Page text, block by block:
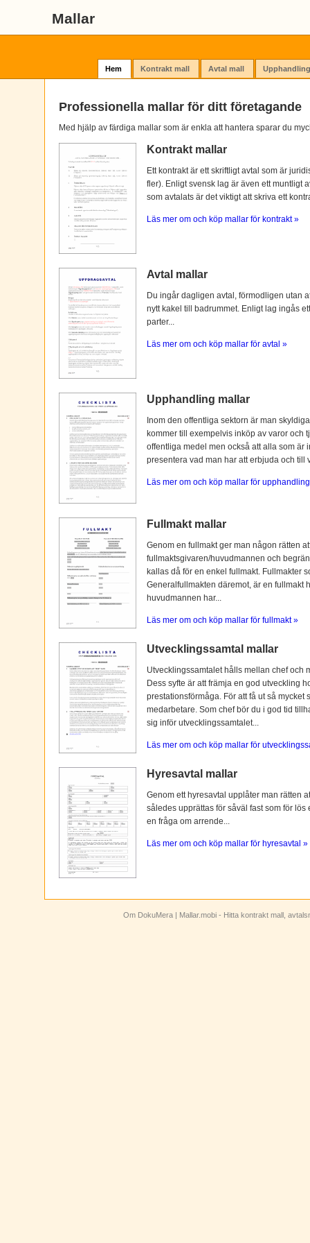
Mallar
Hem Kontrakt mall Avtal mall
Professionella mallar för ditt företagande
Med hjälp av färdiga mallar som är enkla att hantera sparar du
Kontrakt mallar
Ett kontrakt är ett skriftligt avtal som är
fler). Enligt svensk lag är även ett muntligt
som avtalats är det viktigt att skriva ett
Läs mer om och köp mallar för kontrakt »
Avtal mallar
Du ingår dagligen avtal, förmodligen utan
nytt kakel till badrummet. Enligt lag ingås
parter...
Läs mer om och köp mallar för avtal »
Upphandling mallar
Inom den offentliga sektorn är man
kommer till exempelvis inköp av varor och
offentliga medel men också att alla som är
presentera vad man har att erbjuda och till
Läs mer om och köp mallar för
Fullmakt mallar
Genom en fullmakt ger man någon rätten
fullmaktsgivaren/huvudmannen och
kallas då för en enkel fullmakt. Fullmakter
Generalfullmakten däremot, är en fullmakt
huvudmannen har...
Läs mer om och köp mallar för fullmakt »
Utvecklingssamtal mallar
Utvecklingssamtalet hålls mellan chef och
Dess syfte är att främja en god utveckling
prestationsförmåga. För att få ut så
medarbetare. Som chef bör du i god tid
sig inför utvecklingssamtalet...
Läs mer om och köp mallar för
Hyresavtal mallar
Genom ett hyresavtal upplåter man rätten
således upprättas för såväl fast som för
en fråga om arrende...
Läs mer om och köp mallar för hyresavtal »
Om DokuMera | Mallar.mobi - Hitta kontrakt mall,